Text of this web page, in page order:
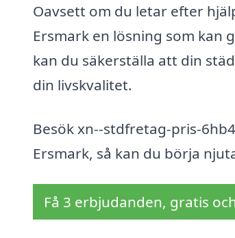
Oavsett om du letar efter
Ersmark en lösning som kan
kan du säkerställa att din
din livskvalitet.
Besök xn--stdfretag-pris-
Ersmark, så kan du börja
Få 3 erbjudanden, gratis